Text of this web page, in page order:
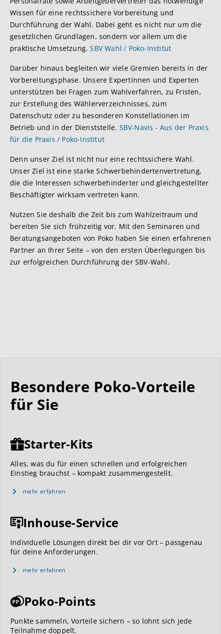
Wissen für eine rechtssichere Vorbereitung und
Durchführung der Wahl. Dabei geht es nicht nur um die
gesetzlichen Grundlagen, sondern vor allem um die
praktische Umsetzung.SBV Wahl / Poko-Institut
Darüber hinaus begleiten wir viele Gremien bereits in der
Vorbereitungsphase. Unsere Expertinnen und Experten
unterstützen bei Fragen zum Wahlverfahren, zu Fristen,
zur Erstellung des Wählerverzeichnisses, zum
Datenschutz oder zu besonderen Konstellationen im
Betrieb und in der Dienststelle. SBV-Navis - Aus der Praxis
für die Praxis / Poko-Institut
Denn unser Ziel ist nicht nur eine rechtssichere Wahl.
Unser Ziel ist eine starke Schwerbehindertenvertretung,
die die Interessen schwerbehinderter und gleichgestellter
Beschäftigter wirksam vertreten kann.
Nutzen Sie deshalb die Zeit bis zum Wahlzeitraum und
bereiten Sie sich frühzeitig vor. Mit den Seminaren und
Beratungsangeboten von Poko haben Sie einen erfahrenen
Partner an Ihrer Seite – von den ersten Überlegungen bis
zur erfolgreichen Durchführung der SBV-Wahl.
Besondere Poko-Vorteile
für Sie
Starter-Kits
Alles, was du für einen schnellen und erfolgreichen
Einstieg brauchst – kompakt zusammengestellt.
mehr erfahren
Inhouse-Service
Individuelle Lösungen direkt bei dir vor Ort – passgenau
für deine Anforderungen.
mehr erfahren
Poko-Points
Punkte sammeln, Vorteile sichern – so lohnt sich jede
Teilnahme doppelt.